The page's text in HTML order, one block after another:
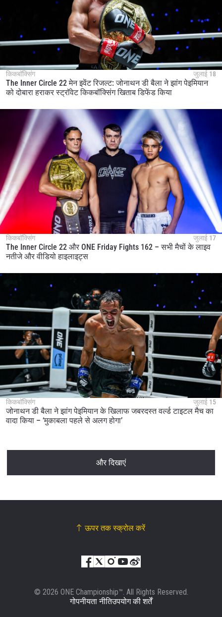
किकबॉक्सिंग जुलाई 18
The Inner Circle 22 मेन इवेंट रिजल्ट: जोनाथन डी बैला ने झांग पेइमियान
को दोबारा हराकर स्ट्रॉवेट किकबॉक्सिंग खिताब डिफेंड किया
किकबॉक्सिंग जुलाई 17
The Inner Circle 22 और ONE Friday Fights 162 – सभी मैचों के लाइव
नतीजे और वीडियो हाइलाइट्स
किकबॉक्सिंग जुलाई 15
जोनाथन डी बैला ने झांग पेइमियान के खिलाफ जबरदस्त वर्ल्ड टाइटल मैच का
वादा किया – ‘मुकाबला पहले से अलग होगा’
और दिखाएं
ऊपर तक स्क्रोल करें
© 2026 ONE Championship™. All Rights Reserved.
गोपनीयता नीतिउपयोग की शर्तें